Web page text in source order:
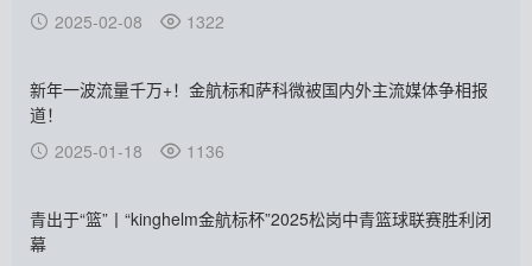
2025-02-08
1322
新年一波流量千万+！金航标和萨科微被国内外主流媒体争相报
道！
2025-01-18
1136
青出于“篮”丨“kinghelm金航标杯”2025松岗中青篮球联赛胜利闭
幕